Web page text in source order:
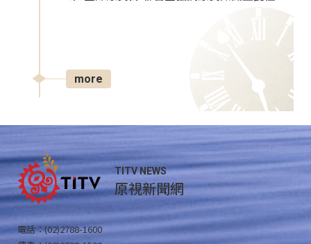
more
TITV NEWS
原視新聞網
電話：(02)2788-1600